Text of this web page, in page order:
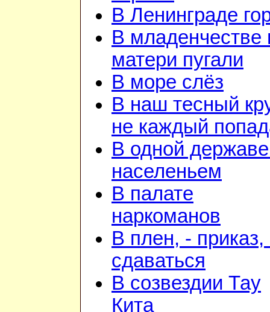
В Ленинграде
В младенчестве
матери пугали
В море слёз
В наш тесный
не каждый
В одной
населеньем
В палате
наркоманов
В плен, - приказ,
сдаваться
В созвездии Тау
Кита